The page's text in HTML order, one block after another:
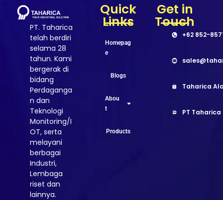
PT. Taharica
telah berdiri
selama 28
tahun. Kami
bergerak di
bidang
Perdaganga
n dan
Teknologi
Monitoring/I
OT, serta
melayani
berbagai
Industri,
Lembaga
riset dan
lainnya.
Quick
Links
Homepag
e
Blogs
Abou
t
Products
Get in
Touch
+62 852-
Taharica
PT Taharica